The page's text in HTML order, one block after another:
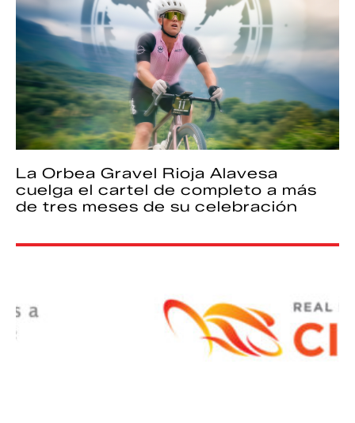
La Orbea Gravel Rioja Alavesa
cuelga el cartel de completo a más
de tres meses de su celebración